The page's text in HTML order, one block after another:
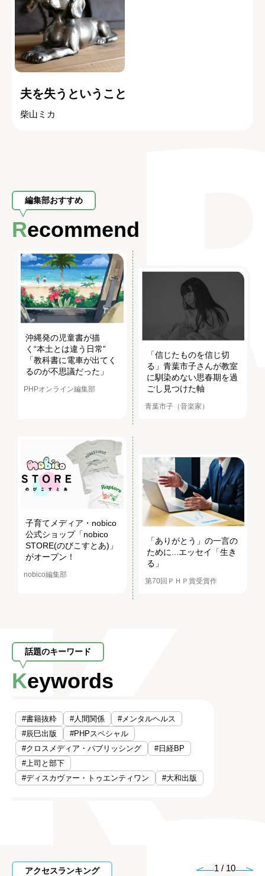
夫を失うということ
柴山ミカ
編集部おすすめ
Recommend
沖縄発の児童書が描
く“本土とは違う日常”
「教科書に電車が出てく
るのが不思議だった」
PHPオンライン編集部
「信じたものを信じ切
る」青葉市子さんが教室
に馴染めない思春期を過
ごし見つけた軸
青葉市子（音楽家）
子育てメディア・nobico
公式ショップ「nobico
STORE(のびこすとあ)」
がオープン！
nobico編集部
「ありがとう」の一言の
ために...エッセイ「生き
る」
第70回ＰＨＰ賞受賞作
話題のキーワード
Keywords
#書籍抜粋 #人間関係
#メンタルヘルス
#辰巳出版
#PHPスペシャル
#クロスメディア・パブリッシング
#日経BP
#上司と部下
#ディスカヴァー・トゥエンティワン
#大和出版
アクセスランキング 1 / 10